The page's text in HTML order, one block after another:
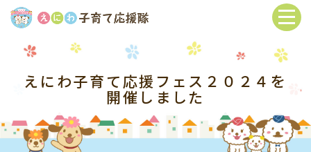
えにわ子育て応援フェス２０２４を
開催しました